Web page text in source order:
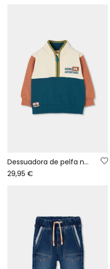
Dessuadora de pelfa nen cru tricolor Hiking Adventures
29,95 €